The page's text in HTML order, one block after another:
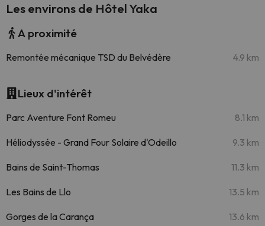
Les environs de Hôtel Yaka
A proximité
Remontée mécanique TSD du Belvédère 4.9 km
Lieux d'intérêt
Parc Aventure Font Romeu 8.1 km
Héliodyssée - Grand Four Solaire d'Odeillo 9.3 km
Bains de Saint-Thomas 11.3 km
Les Bains de Llo 13.5 km
Gorges de la Carança 13.6 km